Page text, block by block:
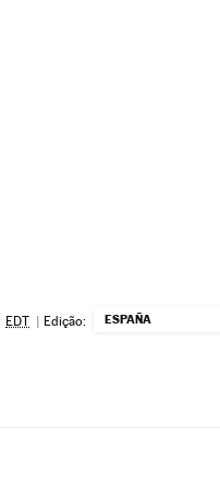
EDT | Edição: ESPAÑA